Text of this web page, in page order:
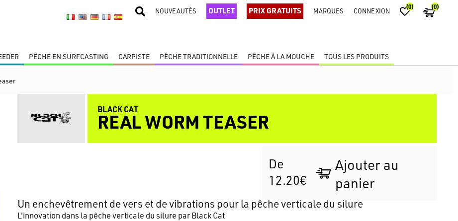
NOUVEAUTÉS OUTLET PRIX GRATUITS MARQUES CONNEXION (0) (0)
PÊCHE EN SURFCASTING CARPISTE PÊCHE TRADITIONNELLE PÊCHE À LA MOUCHE TOUS LES PRODUITS
BLACK CAT
REAL WORM TEASER
De
12.20€
Ajouter au
panier
Un enchevêtrement de vers et de vibrations pour la pêche verticale du silure
L'innovation dans la pêche verticale du silure par Black Cat